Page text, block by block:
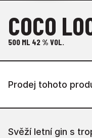
COCO
500 ML 42 % VOL.
Prodej tohoto
Svěží letní gin s